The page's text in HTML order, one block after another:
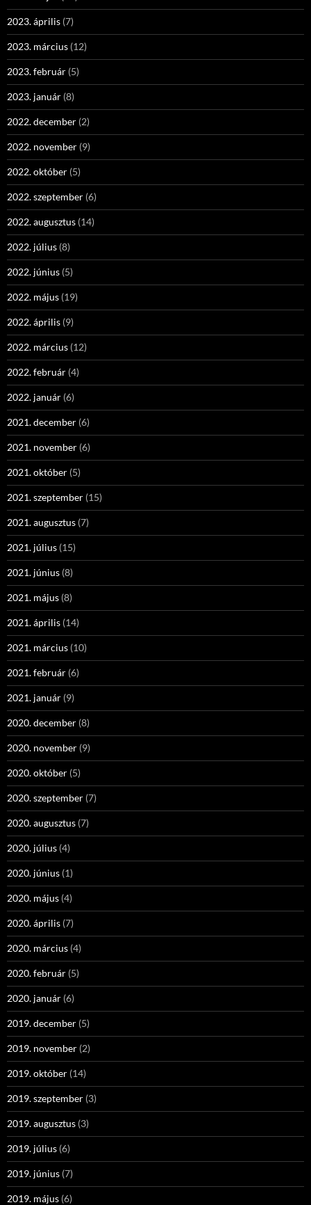
2023. április (7)
2023. március (12)
2023. február (5)
2023. január (8)
2022. december (2)
2022. november (9)
2022. október (5)
2022. szeptember (6)
2022. augusztus (14)
2022. július (8)
2022. június (5)
2022. május (19)
2022. április (9)
2022. március (12)
2022. február (4)
2022. január (6)
2021. december (6)
2021. november (6)
2021. október (5)
2021. szeptember (15)
2021. augusztus (7)
2021. július (15)
2021. június (8)
2021. május (8)
2021. április (14)
2021. március (10)
2021. február (6)
2021. január (9)
2020. december (8)
2020. november (9)
2020. október (5)
2020. szeptember (7)
2020. augusztus (7)
2020. július (4)
2020. június (1)
2020. május (4)
2020. április (7)
2020. március (4)
2020. február (5)
2020. január (6)
2019. december (5)
2019. november (2)
2019. október (14)
2019. szeptember (3)
2019. augusztus (3)
2019. július (6)
2019. június (7)
2019. május (6)